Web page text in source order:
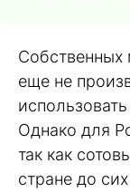
Собственных
еще не
Однако для
так как
стране до